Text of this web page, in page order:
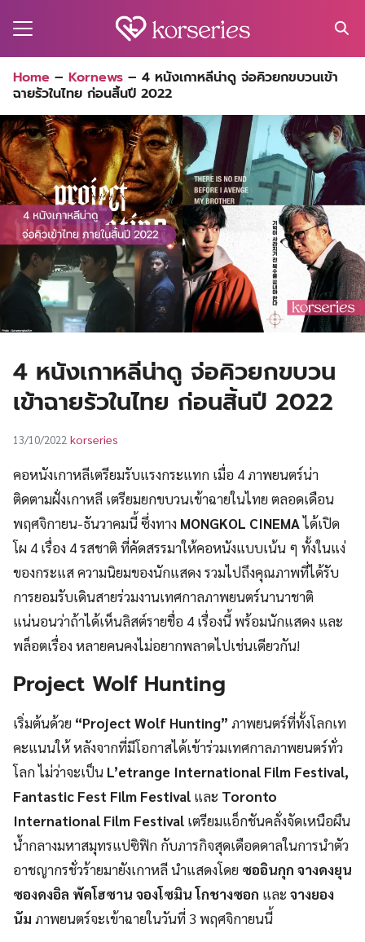
for:
Home – Kornews – 4 หนังเกาหลีน่าดู จ่อคิวยกขบวนเข้า
ฉายรัวในไทย ก่อนสิ้นปี 2022
4 หนังเกาหลีน่าดู จ่อคิวยกขบวน
เข้าฉายรัวในไทย ก่อนสิ้นปี 2022
13/10/2022 korseries
คอหนังเกาหลีเตรียมรับแรงกระแทก เมื่อ 4 ภาพยนตร์น่า
ติดตามฝั่งเกาหลี เตรียมยกขบวนเข้าฉายในไทย ตลอดเดือน
พฤศจิกายน-ธันวาคมนี้ ซึ่งทาง MONGKOL CINEMAได้เปิด
โผ 4 เรื่อง 4 รสชาติ ที่คัดสรรมาให้คอหนังแบบเน้น ๆ ทั้งในแง่
ของกระแส ความนิยมของนักแสดง รวมไปถึงคุณภาพที่ได้รับ
การยอมรับเดินสายร่วมงานเทศกาลภาพยนตร์นานาชาติ
แน่นอนว่าถ้าได้เห็นลิสต์รายชื่อ 4 เรื่องนี้ พร้อมนักแสดง และ
พล็อตเรื่อง หลายคนคงไม่อยากพลาดไปเช่นเดียวกัน!
Project Wolf Hunting
เริ่มต้นด้วย “Project Wolf Hunting” ภาพยนตร์ที่ทั้งโลกเท
คะแนนให้ หลังจากที่มีโอกาสได้เข้าร่วมเทศกาลภาพยนตร์ทั่ว
โลก ไม่ว่าจะเป็น L’etrange International Film Festival,
Fantastic Fest Film Festival และ Toronto
International Film Festival เตรียมแอ็กชันคลั่งจัดเหนือผืน
น้ำกลางมหาสมุทรแปซิฟิก กับภารกิจสุดเดือดดาลในการนำตัว
อาชญากรชั่วร้ายมายังเกาหลี นำแสดงโดย ซออินกุก จางดงยุน
ซองดงอิล พัคโฮซาน จองโซมิน โกชางซอก และ จางยอง
นัม ภาพยนตร์จะเข้าฉายในวันที่ 3 พฤศจิกายนนี้